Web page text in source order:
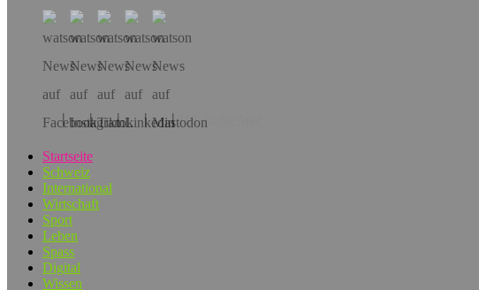
Hol dir die App!
Startseite
Schweiz
International
Wirtschaft
Sport
Leben
Spass
Digital
Wissen